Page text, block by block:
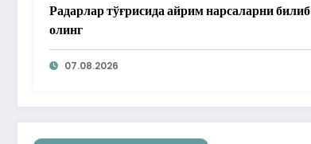
Радарлар тўғрисида айрим нарсаларни билиб
олинг
07.08.2026